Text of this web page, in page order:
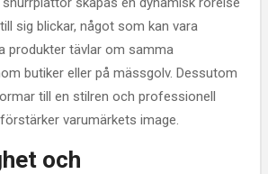
sig blickar, något som kan vara
produkter tävlar om samma
butiker eller på mässgolv. Dessutom
till en stilren och professionell
varumärkets image.
och